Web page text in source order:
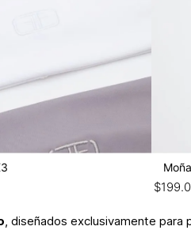
$199.
, diseñados exclusivamente para